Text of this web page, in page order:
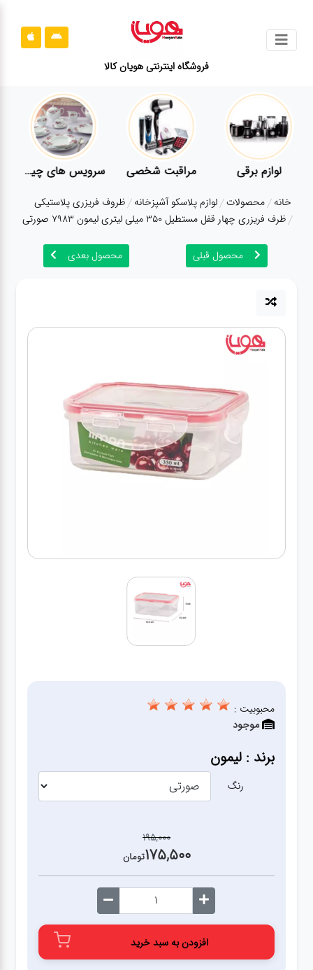
فروشگاه اینترنتی هویان کالا
محصولات
قوانین
سایت
ارتباط
درباره
مراقبت شخصی
سرویس های
چینی زرین
قاشق و چنگال
کلمن،فلاسک،قمقمه
بانکه،پاسماوری،جا
ادویه
سطل
عطر،خوشبو کننده
لوازم برقی مراقبت شخصی سرویس های چینی زرین
خانه محصولات لوازم پلاسکو آشپزخانه ظروف فریزری پلاستیکی
ظرف فریزری چهار قفل مستطیل 350 میلی لیتری لیمون 7983 صورتی
محصول قبلی محصول بعدی
محبوبیت :
موجود
برند : لیمون
رنگ
195,000
175,500تومان
افزودن به سبد خرید